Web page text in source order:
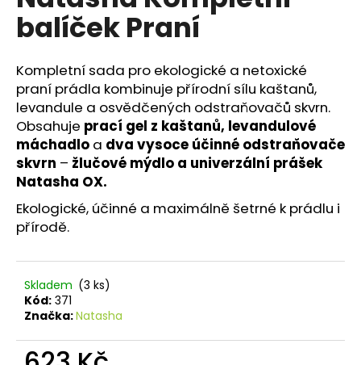
0,0
hvězdiček.
balíček Praní
Kompletní sada pro ekologické a netoxické
praní prádla kombinuje přírodní sílu kaštanů,
levandule a osvědčených odstraňovačů skvrn.
Obsahuje prací gel z kaštanů, levandulové
máchadlo a dva vysoce účinné odstraňovače
skvrn – žlučové mýdlo a univerzální prášek
Natasha OX.
Ekologické, účinné a maximálně šetrné k prádlu i
přírodě.
Skladem (3 ks)
Kód: 371
Značka:Natasha
a
j
í
t
?
D
o
p
o
u